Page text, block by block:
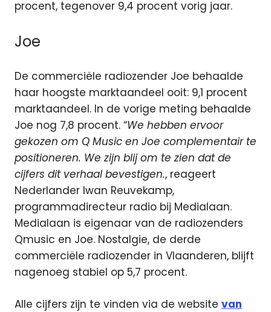
procent, tegenover 9,4 procent vorig jaar.
Joe
De commerciële radiozender Joe behaalde
haar hoogste marktaandeel ooit: 9,1 procent
marktaandeel. In de vorige meting behaalde
Joe nog 7,8 procent. “We hebben ervoor
gekozen om Q Music en Joe complementair te
positioneren. We zijn blij om te zien dat de
cijfers dit verhaal bevestigen., reageert
Nederlander Iwan Reuvekamp,
programmadirecteur radio bij Medialaan.
Medialaan is eigenaar van de radiozenders
Qmusic en Joe. Nostalgie, de derde
commerciële radiozender in Vlaanderen, blijft
nagenoeg stabiel op 5,7 procent.
Alle cijfers zijn te vinden via de website van